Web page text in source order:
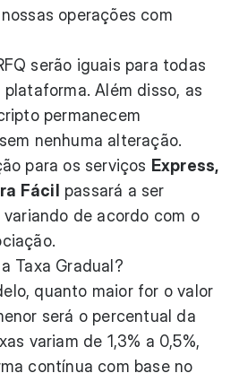
operações com
serão iguais para todas
Além disso, as
permanecem
nenhuma alteração.
para os serviços Express,
Fácil
passará a ser
de acordo com o
Taxa Gradual?
quanto maior for o valor
será o percentual da
variam de 1,3% a 0,5%,
contínua com base no